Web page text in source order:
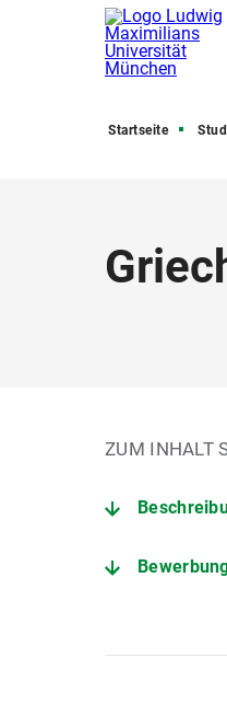
Startseite
ZUM INHALT